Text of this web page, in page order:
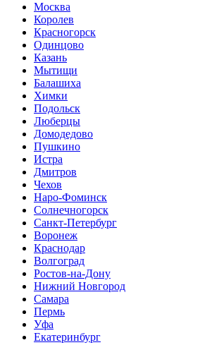
Москва
Королев
Красногорск
Одинцово
Казань
Мытищи
Балашиха
Химки
Подольск
Люберцы
Домодедово
Пушкино
Истра
Дмитров
Чехов
Наро-Фоминск
Солнечногорск
Санкт-Петербург
Воронеж
Краснодар
Волгоград
Ростов-на-Дону
Нижний Новгород
Самара
Пермь
Уфа
Екатеринбург